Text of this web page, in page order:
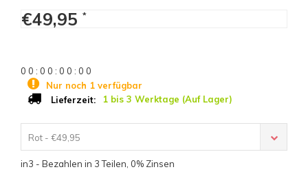
€49,95 *
0 0 : 0 0 : 0 0 : 0 0
Nur noch 1 verfügbar
Lieferzeit:
1 bis 3 Werktage (Auf Lager)
Rot - €49,95
in3 - Bezahlen in 3 Teilen, 0% Zinsen